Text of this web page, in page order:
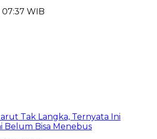
WIB
Tak Langka, Ternyata Ini
Belum Bisa Menebus